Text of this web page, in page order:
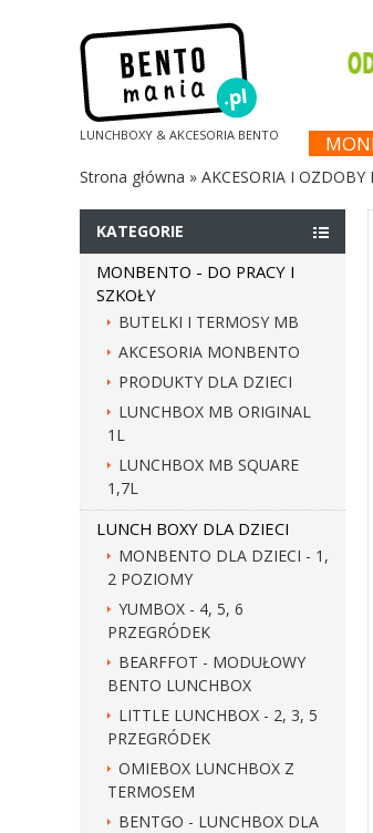
LUNCHBOXY & AKCESORIA BENTO
Strona główna » AKCESORIA I OZDOBY
KATEGORIE
MONBENTO - DO PRACY I
SZKOŁY
BUTELKI I TERMOSY MB
AKCESORIA MONBENTO
PRODUKTY DLA DZIECI
LUNCHBOX MB ORIGINAL
1L
LUNCHBOX MB SQUARE
1,7L
LUNCH BOXY DLA DZIECI
MONBENTO DLA DZIECI - 1,
2 POZIOMY
YUMBOX - 4, 5, 6
PRZEGRÓDEK
BEARFFOT - MODUŁOWY
BENTO LUNCHBOX
LITTLE LUNCHBOX - 2, 3, 5
PRZEGRÓDEK
OMIEBOX LUNCHBOX Z
TERMOSEM
BENTGO - LUNCHBOX DLA